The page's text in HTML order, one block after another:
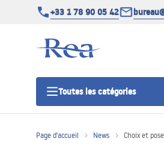
+33 1 78 90 05 42
Toutes les catégories
Page d'accueil News Choix et